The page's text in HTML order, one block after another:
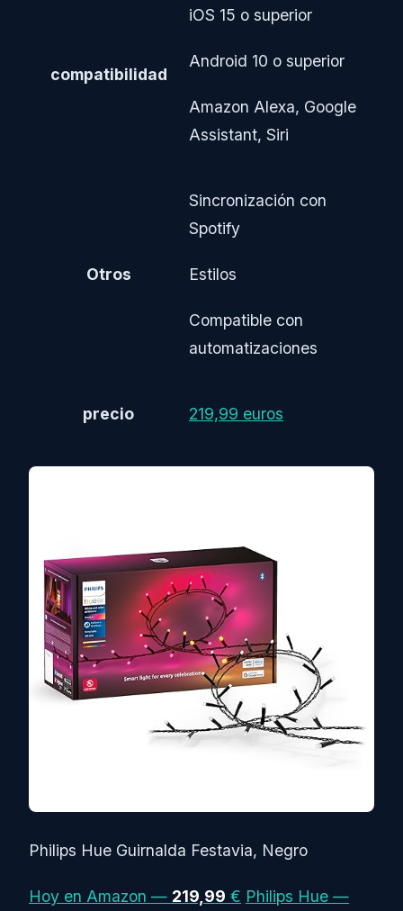
compatibilidad
iOS 15 o superior
Android 10 o superior
Amazon Alexa, Google
Assistant, Siri
Otros
Sincronización con
Spotify
Estilos
Compatible con
automatizaciones
precio 219,99 euros
Philips Hue Guirnalda Festavia, Negro
Hoy en Amazon — 219,99 € Philips Hue —